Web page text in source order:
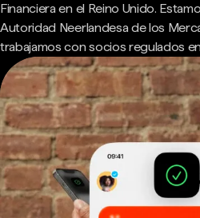
Financiera en el Reino Unido.
Autoridad Neerlandesa de los
trabajamos con socios regulados